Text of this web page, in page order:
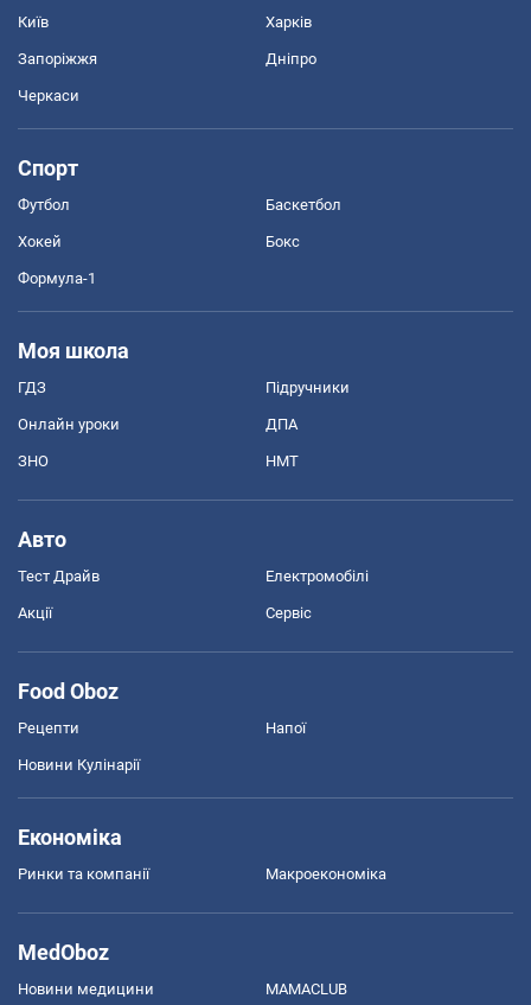
Київ Харків
Запоріжжя Дніпро
Черкаси
Спорт
Футбол Баскетбол
Хокей Бокс
Формула-1
Моя школа
ГДЗ Підручники
Онлайн уроки ДПА
ЗНО НМТ
Авто
Тест Драйв Електромобілі
Акції Сервіс
Food Oboz
Рецепти Напої
Новини Кулінарії
Економіка
Ринки та компанії Макроекономіка
MedOboz
Новини медицини MAMACLUB